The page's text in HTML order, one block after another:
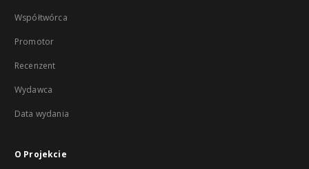
Współtwórca
Promotor
Recenzent
Wydawca
Data wydania
O Projekcie